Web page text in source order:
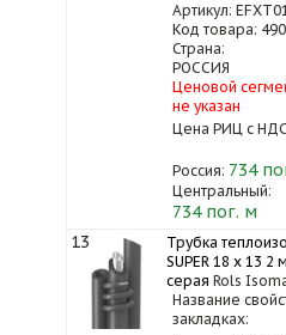
Артикул:
Код товара:
Страна:
РОССИЯ
Ценовой
не указан
Цена РИЦ с
Россия: 734
Центральный:
734 пог. м
13
Трубка
SUPER 18 x 13
серая Rols
Название
закладках: